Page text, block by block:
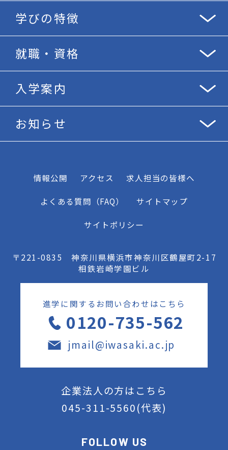
学びの特徴
就職・資格
入学案内
お知らせ
情報公開 アクセス 求人担当の皆様へ
よくある質問（FAQ） サイトマップ
サイトポリシー
〒221-0835 神奈川県横浜市神奈川区鶴屋町2-17
相鉄岩崎学園ビル
進学に関するお問い合わせはこちら
0120-735-562
jmail@iwasaki.ac.jp
企業法人の方はこちら
045-311-5560(代表)
FOLLOW US